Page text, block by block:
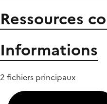
Ressources
Informations
2 fichiers principaux